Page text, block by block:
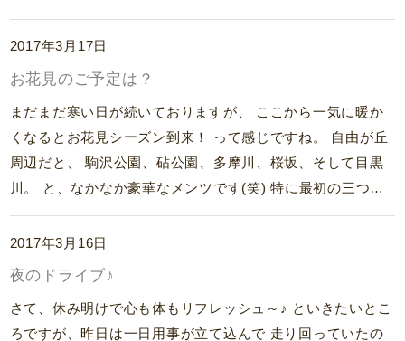
2017年3月17日
お花見のご予定は？
まだまだ寒い日が続いておりますが、 ここから一気に暖か
くなるとお花見シーズン到来！ って感じですね。 自由が丘
周辺だと、 駒沢公園、砧公園、多摩川、桜坂、そして目黒
川。 と、なかなか豪華なメンツです(笑) 特に最初の三つ…
2017年3月16日
夜のドライブ♪
さて、休み明けで心も体もリフレッシュ～♪ といきたいとこ
ろですが、昨日は一日用事が立て込んで 走り回っていたの